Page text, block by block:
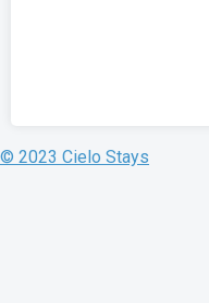
© 2023 Cielo Stays